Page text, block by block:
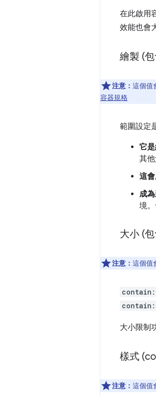
在此啟用
效能也會
繪製 (
注意： 這個值
容器規格
範圍設定
它
其
這會
成
境
大小 (
注意： 這個值
大小限制
樣式
注意： 這個值